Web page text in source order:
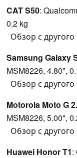
CAT S50:
0.2 kg
Обзор с другого
Samsung Galaxy
MSM8226, 4.80",
Обзор с другого
Motorola Moto G
MSM8226, 5.00",
Обзор с другого
Huawei Honor T1: